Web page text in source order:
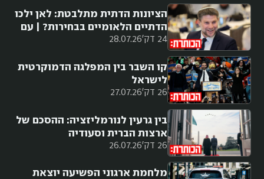
24 דק' 28.07.26
הציונות הדתית מתלבטת: לאן ילכו
הדתיים הלאומיים בבחירות? | עם
עמיחי אתאלי
26 דק' 27.07.26
קו השבר בין המפלגה הדמוקרטית
לישראל
26 דק' 26.07.26
בין גרעין לנורמליזציה: ההסכם של
ארצות הברית וסעודיה
מלחמת ארגוני הפשיעה יוצאת